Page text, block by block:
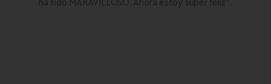
ha sido MARAVILLOSO. Ahora estoy súper feliz”.